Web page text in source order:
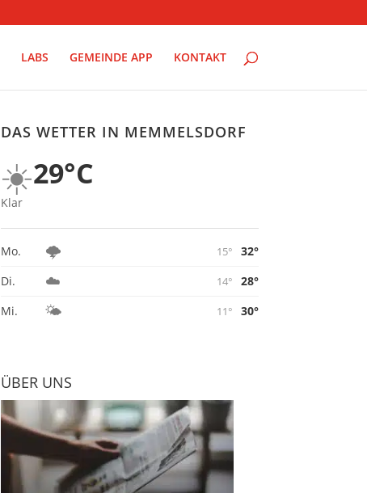
LABS GEMEINDE APP KONTAKT
DAS WETTER IN MEMMELSDORF
☀️29°C
Klar
Mo. 🌩️ 15°
32°
Di.
☁️ 14°
28°
Mi.
🌤️ 11° 30°
ÜBER UNS